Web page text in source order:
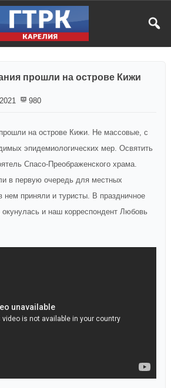
прошли на острове Кижи
980
на острове Кижи. Не массовые, с
эпидемиологических мер. Освятить
Спасо-Преображенского храма.
в первую очередь для местных
нем приняли и туристы. В праздничное
и наш корреспондент Любовь